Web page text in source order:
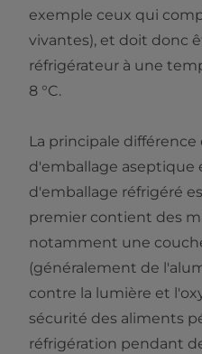
exemple ceux qui
vivantes), et doit donc
réfrigérateur à une
8 °C.
La principale
d'emballage aseptique
d'emballage réfrigéré
premier contient des
notamment une
(généralement de
contre la lumière et
sécurité des aliments
réfrigération pendant